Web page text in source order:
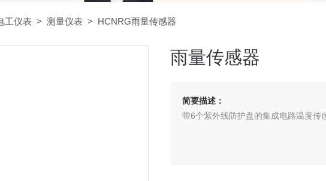
工仪表 > 测量仪表 > HCNRG雨量传感器
雨量传感器
简要描述：
带6个紫外线防护盘的集成电路温度传